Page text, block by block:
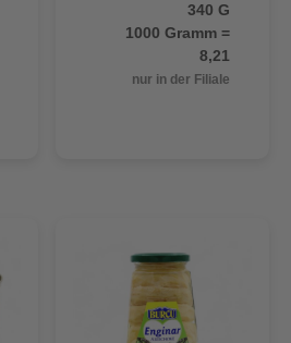
340 G
1000 Gramm =
8,21
nur in der Filiale